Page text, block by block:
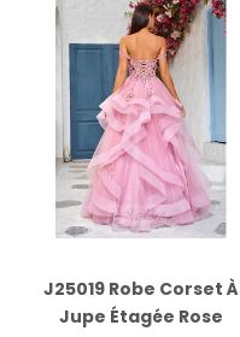
J25019 Robe Corset À
Jupe Étagée Rose